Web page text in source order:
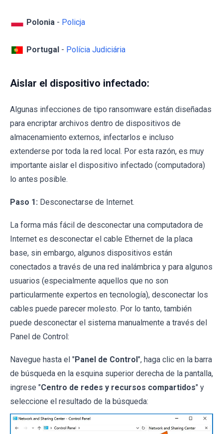
Polonia - Policja
Portugal - Polícia Judiciária
Aislar el dispositivo infectado:
Algunas infecciones de tipo ransomware están diseñadas
para encriptar archivos dentro de dispositivos de
almacenamiento externos, infectarlos e incluso
extenderse por toda la red local. Por esta razón, es muy
importante aislar el dispositivo infectado (computadora)
lo antes posible.
Paso 1: Desconectarse de Internet.
La forma más fácil de desconectar una computadora de
Internet es desconectar el cable Ethernet de la placa
base, sin embargo, algunos dispositivos están
conectados a través de una red inalámbrica y para algunos
usuarios (especialmente aquellos que no son
particularmente expertos en tecnología), desconectar los
cables puede parecer molesto. Por lo tanto, también
puede desconectar el sistema manualmente a través del
Panel de Control:
Navegue hasta el "Panel de Control", haga clic en la barra
de búsqueda en la esquina superior derecha de la pantalla,
ingrese "Centro de redes y recursos compartidos" y
seleccione el resultado de la búsqueda: